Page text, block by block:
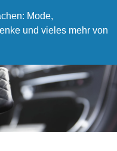
Mode,
und vieles mehr von